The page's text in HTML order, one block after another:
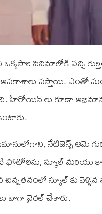
సినిమాలోకి వచ్చి
వస్తాయి. ఎంతో
హీరోయిన్ లు కూడా
నేటిజెన్స్ ఆమె
ఫోటోలను, స్కూల్ మరియు
స్కూల్ కు
బాగా వైరల్ చేశారు.